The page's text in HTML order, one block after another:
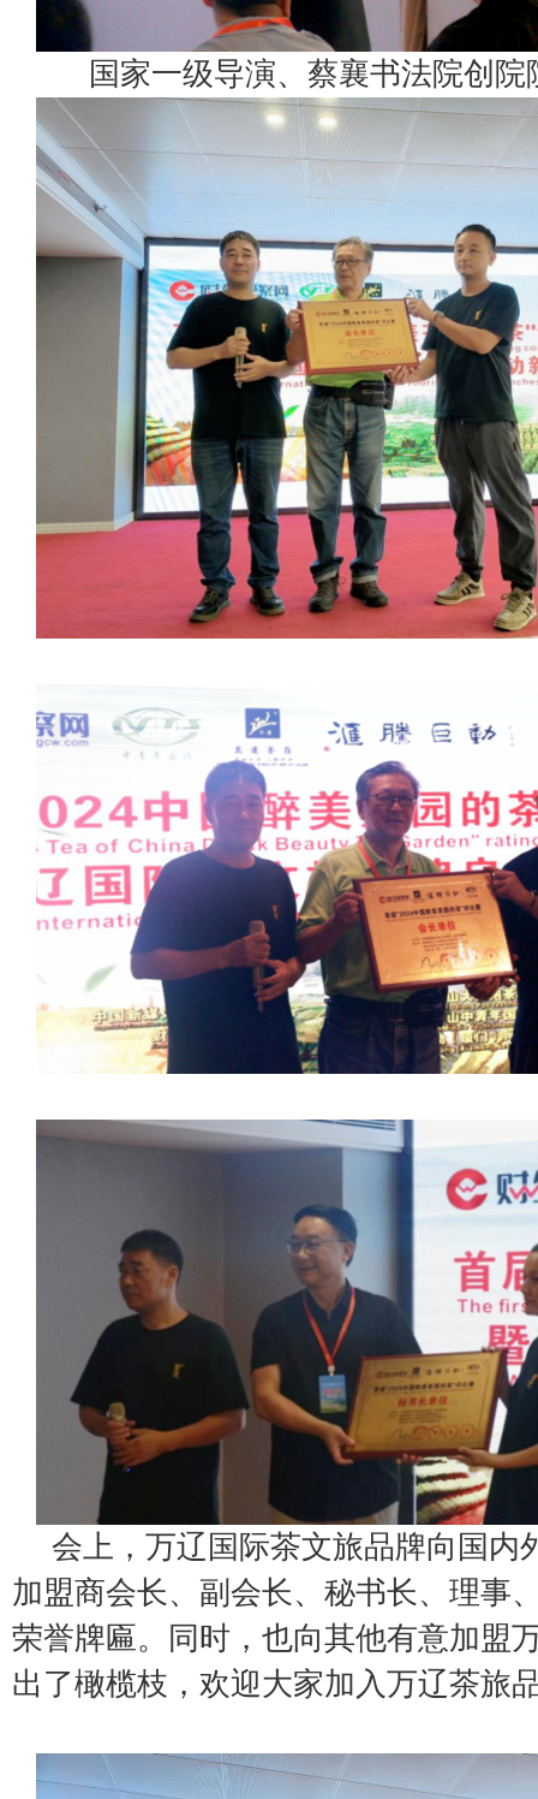
国家一级导演、蔡襄书法院创
会上，万辽国际茶文旅品牌向国内
加盟商会长、副会长、秘书长、理事
荣誉牌匾。同时，也向其他有意加盟
出了橄榄枝，欢迎大家加入万辽茶旅